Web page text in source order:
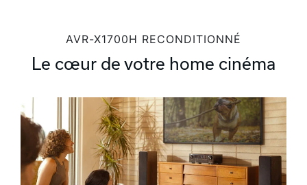
AVR-X1700H RECONDITIONNÉ
Le cœur de votre home cinéma